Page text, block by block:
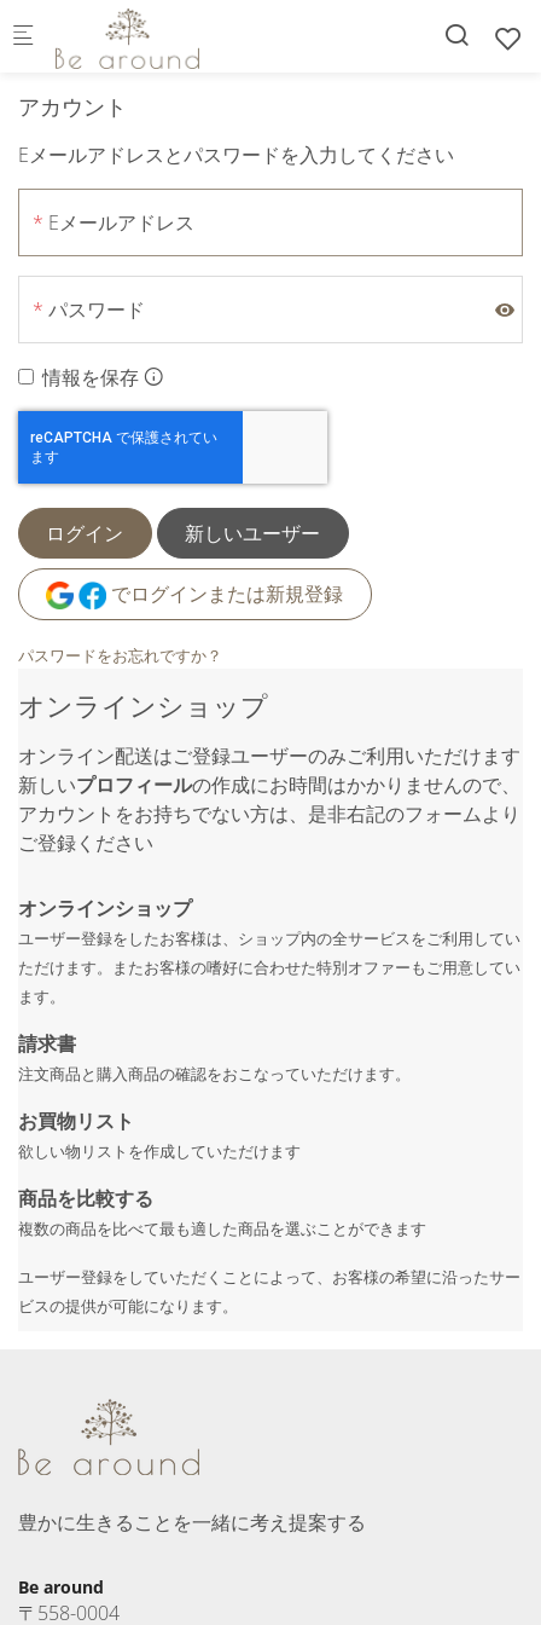
Skip to main content
アカウント
Eメールアドレスとパスワードを入力してください
Eメールアドレス
パスワード
情報を保存
ログイン 新しいユーザー
でログインまたは新規登録
パスワードをお忘れですか？
オンラインショップ
オンライン配送はご登録ユーザーのみご利用いただけます
新しいプロフィールの作成にお時間はかかりませんので、
アカウントをお持ちでない方は、是非右記のフォームより
ご登録ください
オンラインショップ
ユーザー登録をしたお客様は、ショップ内の全サービスをご利用してい
ただけます。またお客様の嗜好に合わせた特別オファーもご用意してい
ます。
請求書
注文商品と購入商品の確認をおこなっていただけます。
お買物リスト
欲しい物リストを作成していただけます
商品を比較する
複数の商品を比べて最も適した商品を選ぶことができます
ユーザー登録をしていただくことによって、お客様の希望に沿ったサー
ビスの提供が可能になります。
豊かに生きることを一緒に考え提案する
Be around
〒558-0004